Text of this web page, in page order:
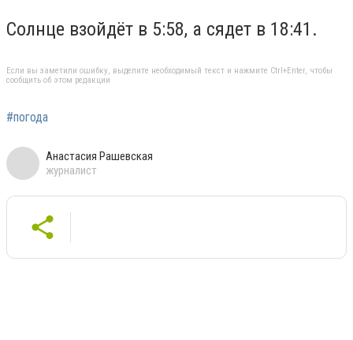
Солнце взойдёт в 5:58, а сядет в 18:41.
Если вы заметили ошибку, выделите необходимый текст и нажмите Ctrl+Enter, чтобы
сообщить об этом редакции
#погода
Анастасия Рашевская
журналист